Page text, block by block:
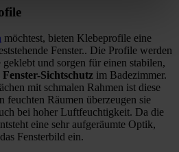
möchtest, bieten Klebeprofile eine
Fenster.. Die Profile werden
und sorgen für einen stabilen,
Sichtschutz im Badezimmer.
mit schmalen Rahmen ist diese
feuchten Räumen überzeugen sie
bei hoher Luftfeuchtigkeit. Da die
eine sehr aufgeräumte Optik,
Fensterbild ein.